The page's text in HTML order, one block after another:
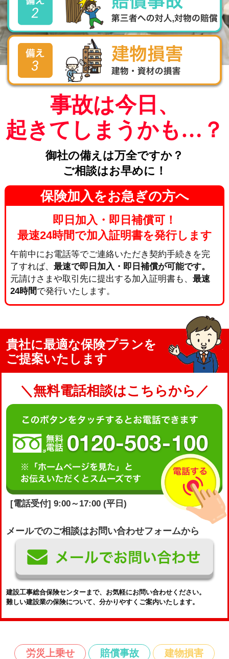
事故は今日、
起きてしまうかも…？
御社の備えは万全ですか？
ご相談はお早めに！
保険加入をお急ぎの方へ
即日加入・即日補償可！
最速24時間で加入証明書を発行します
午前中にお電話等でご連絡いただき契約手続きを完
了すれば、最速で即日加入・即日補償が可能です。
元請けさまや取引先に提出する加入証明書も、最速
24時間で発行いたします。
貴社に最適な保険プランを
ご提案いたします
＼無料電話相談はこちらから／
[電話受付] 9:00～17:00 (平日)
メールでのご相談はお問い合わせフォームから
建設工事総合保険センターまで、お気軽にお問い合わせください。
難しい建設業の保険について、分かりやすくご案内いたします。
労災上乗せ 賠償事故 建物損害